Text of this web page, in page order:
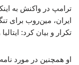
ترامپ در واکنش به
ایران، مین‌روب برای
تکرار و بیان کرد:
او همچنین در مورد